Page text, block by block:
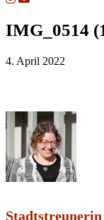
IMG_0514
4. April 2022
Stadtstreunerin